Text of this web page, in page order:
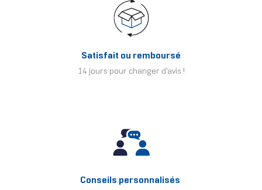
Satisfait ou remboursé
14 jours pour changer d'avis !
Conseils personnalisés